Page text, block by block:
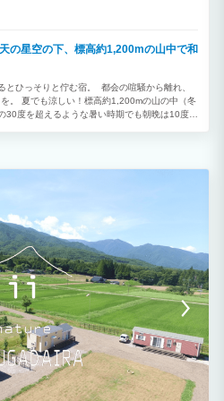
の星空の下、標高約1,200mの山中で和
ひっそりと佇む宿。 都会の喧騒から離れ、
。 夏でも涼しい！標高約1,200mの山の中（冬
度を超えるような暑い時期でも朝晩は10度台